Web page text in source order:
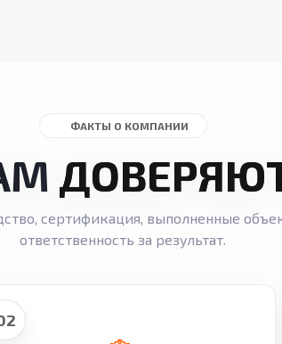
ФАКТЫ О КОМПАНИИ
сертификация, выполненные
ответственность за результат.